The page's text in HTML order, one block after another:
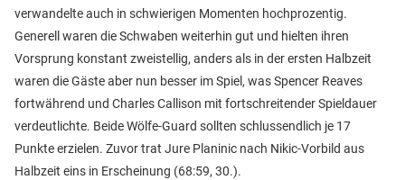
verwandelte auch in schwierigen Momenten hochprozentig.
Generell waren die Schwaben weiterhin gut und hielten ihren
Vorsprung konstant zweistellig, anders als in der ersten Halbzeit
waren die Gäste aber nun besser im Spiel, was Spencer Reaves
fortwährend und Charles Callison mit fortschreitender Spieldauer
verdeutlichte. Beide Wölfe-Guard sollten schlussendlich je 17
Punkte erzielen. Zuvor trat Jure Planinic nach Nikic-Vorbild aus
Halbzeit eins in Erscheinung (68:59, 30.).